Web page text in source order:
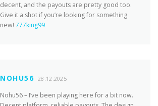
decent, and the payouts are pretty good too.
Give it a shot if you’re looking for something
new! 777king99
NOHU56 28.12.2025
Nohu56 – I’ve been playing here for a bit now.